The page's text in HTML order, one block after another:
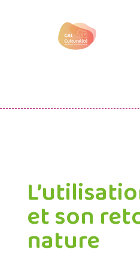
et son
nature